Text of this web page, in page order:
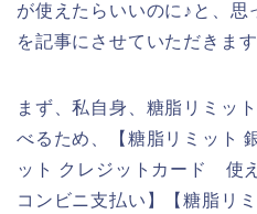
が使えたらいいのに♪と、
を記事にさせていただきます
まず、私自身、糖脂リミッ
べるため、【糖脂リミット
ット クレジットカード 使
コンビニ支払い】【糖脂リ